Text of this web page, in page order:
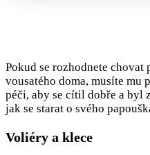
Pokud se rozhodnete chovat
vousatého doma, musíte mu
péči, aby se cítil dobře a byl
jak se starat o svého
Voliéry a klece